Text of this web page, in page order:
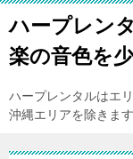
ハープレン
楽の音色を
ハープレンタルはエ
沖縄エリアを除きます